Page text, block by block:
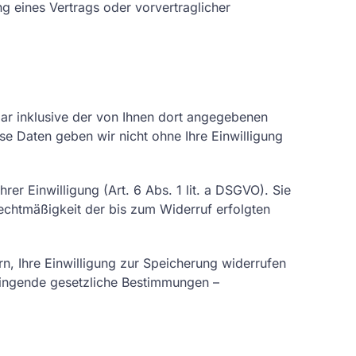
eines Vertrags oder vorvertraglicher
inklusive der von Ihnen dort angegebenen
Daten geben wir nicht ohne Ihre Einwilligung
Einwilligung (Art. 6 Abs. 1 lit. a DSGVO). Sie
der bis zum Widerruf erfolgten
Ihre Einwilligung zur Speicherung widerrufen
gesetzliche Bestimmungen –